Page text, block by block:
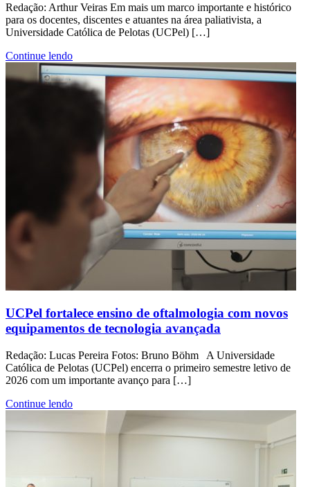
Redação: Arthur Veiras Em mais um marco importante e histórico
para os docentes, discentes e atuantes na área paliativista, a
Universidade Católica de Pelotas (UCPel) […]
Continue lendo
UCPel fortalece ensino de oftalmologia com novos
equipamentos de tecnologia avançada
Redação: Lucas Pereira Fotos: Bruno Böhm A Universidade
Católica de Pelotas (UCPel) encerra o primeiro semestre letivo de
2026 com um importante avanço para […]
Continue lendo